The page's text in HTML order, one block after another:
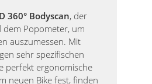
360° Bodyscan, der
Popometer, um
auszumessen. Mit
sehr spezifischen
perfekt ergonomische
neuen Bike fest, finden